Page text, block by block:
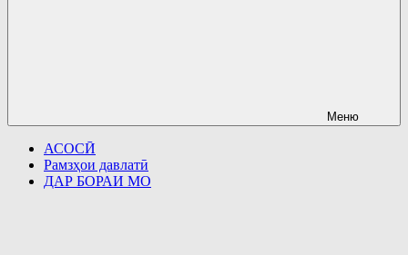
Меню
АСОСӢ
Рамзҳои давлатӣ
ДАР БОРАИ МО